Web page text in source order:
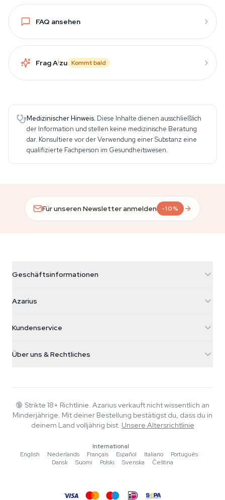
FAQ ansehen
Frag Aizu Kommt bald
Medizinischer Hinweis. Diese Inhalte dienen ausschließlich
der Information und stellen keine medizinische Beratung
dar. Konsultiere vor der Verwendung einer Substanz eine
qualifizierte Fachperson im Gesundheitswesen.
Für unseren Newsletter anmelden -10%
Geschäftsinformationen
Galvaniweg 11
Nederland
+31(0)204897914
Azarius
Smokeshop
Kundenservice
FAQ
Datenschutzrichtlinie
Über uns & Rechtliches
Wiki
Blog
Musik
Redaktionelle Standards
Tools & Rechner
🔞 Strikte 18+ Richtlinie. Azarius verkauft nicht wissentlich an
Minderjährige. Mit deiner Bestellung bestätigst du, dass du in
deinem Land volljährig bist. Unsere Altersrichtlinie
International
English
·Nederlands ·Français ·Español ·Italiano ·Português
·
Dansk
·Suomi ·Polski ·Svenska ·Čeština